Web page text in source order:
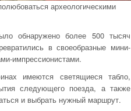
археологическими
обнаружено более 500 тысяч
в своеобразные мини-
импрессионистами.
имеются светящиеся табло,
следующего поезда, а также
и выбрать нужный маршрут.